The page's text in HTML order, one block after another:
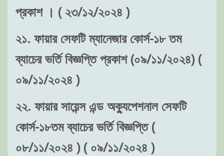
প্রকাশ । ( ২৩/১২/২০২৪ )
২১. ফায়ার সেফটি ম্যানেজার কোর্স-১৮ তম
ব্যাচের ভর্তি বিজ্ঞপ্তি প্রকাশ (০৯/১১/২০২৪) (
০৯/১১/২০২৪ )
২২. ফায়ার সায়েন্স এন্ড অক্যুপেশনাল সেফটি
কোর্স-১৮তম ব্যাচের ভর্তি বিজ্ঞপ্তি (
০৮/১১/২০২৪ ) ( ০৯/১১/২০২৪ )